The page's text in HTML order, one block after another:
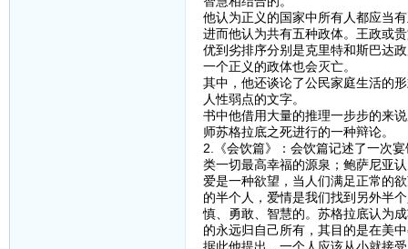
他认为正义的国家中所有人都应当
进而他认为共有五种政体。王政或
优到劣排序分别是克里特和斯巴达
一个正义的政体也会灭亡。
其中，他还谈论了公民家庭生活的
人性弱点的文字。
书中他借用大量的推理一步步的来
师苏格拉底之死进行的一种辩论。
2.《会饮篇》：会饮篇记述了一次
类一切最高幸福的源泉；鲍萨尼亚
爱是一种欲望，当人们满足正常的
的半个人，爱情是我们找到另外半
慎、勇敢、智慧的。苏格拉底认为
的永远归自己所有，其目的是在美
据此他提出，一个人应该从小就接